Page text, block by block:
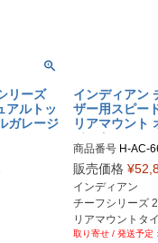
リーズ
アルトッ
ガレージ
インディアン
ザー用スピー
リアマウント
ジモト
商品番号 H-AC-
H-AC-66-BK：ブ
H-AC-66-AL：ア
H-AC-66-CR
H-AC-66-GD：ゴ
H-AC-66-RD：
販売価格 ¥
インディアン
チーフシリーズ
リアマウントタ
純正4インチ